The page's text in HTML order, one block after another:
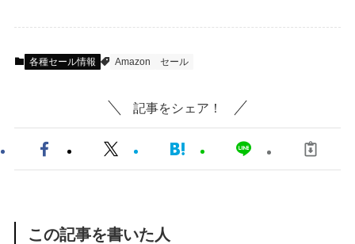
各種セール情報 Amazon セール
記事をシェア！
この記事を書いた人